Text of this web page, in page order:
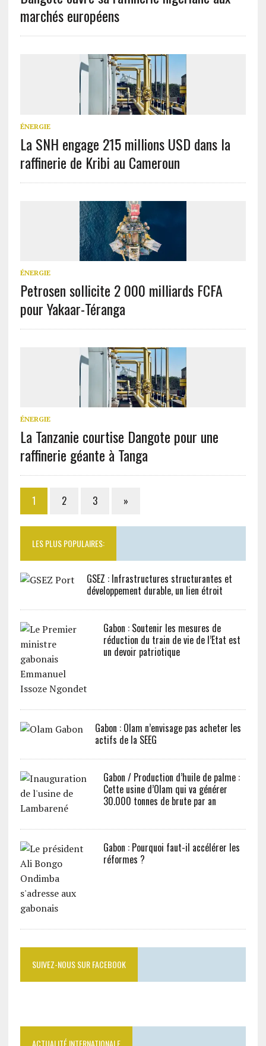
marchés européens
ÉNERGIE
La SNH engage 215 millions USD dans la
raffinerie de Kribi au Cameroun
ÉNERGIE
Petrosen sollicite 2 000 milliards FCFA
pour Yakaar-Téranga
ÉNERGIE
La Tanzanie courtise Dangote pour une
raffinerie géante à Tanga
1 2 3 »
LES PLUS POPULAIRES:
GSEZ : Infrastructures structurantes et
développement durable, un lien étroit
Gabon : Soutenir les mesures de
réduction du train de vie de l’Etat est
un devoir patriotique
Gabon : Olam n’envisage pas acheter les
actifs de la SEEG
Gabon / Production d’huile de palme :
Cette usine d’Olam qui va générer
30.000 tonnes de brute par an
Gabon : Pourquoi faut-il accélérer les
réformes ?
SUIVEZ-NOUS SUR FACEBOOK
ACTUALITÉ INTERNATIONALE